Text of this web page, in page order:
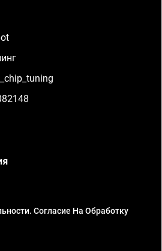
Согласие На Обработку